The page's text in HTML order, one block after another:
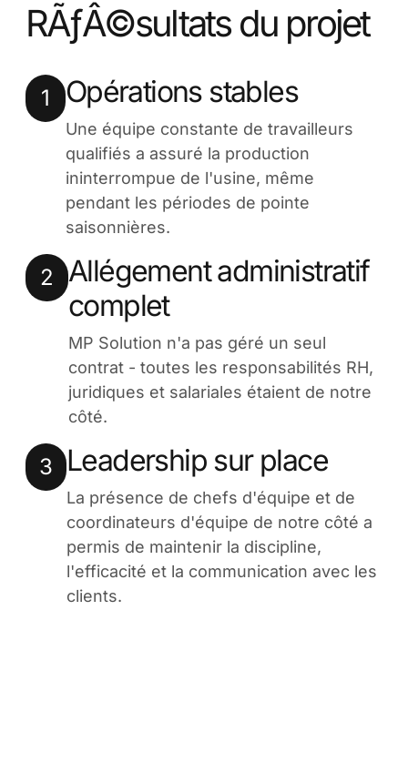
RÃƒÂ©sultats du projet
1 Opérations stables
Une équipe constante de travailleurs
qualifiés a assuré la production
ininterrompue de l'usine, même
pendant les périodes de pointe
saisonnières.
2
Allégement administratif
complet
MP Solution n'a pas géré un seul
contrat - toutes les responsabilités RH,
juridiques et salariales étaient de notre
côté.
3 Leadership sur place
La présence de chefs d'équipe et de
coordinateurs d'équipe de notre côté a
permis de maintenir la discipline,
l'efficacité et la communication avec les
clients.